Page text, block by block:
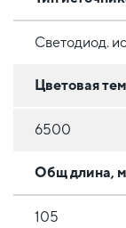
Светодиод.
Цветовая
6500
Общ длина,
105